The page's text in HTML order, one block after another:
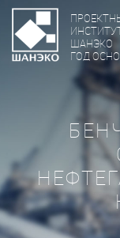
ШАНЭКО
ГОД